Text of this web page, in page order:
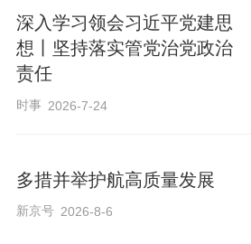
深入学习领会习近平党建思
想丨坚持落实管党治党政治
责任
时事 2026-7-24
多措并举护航高质量发展
新京号 2026-8-6